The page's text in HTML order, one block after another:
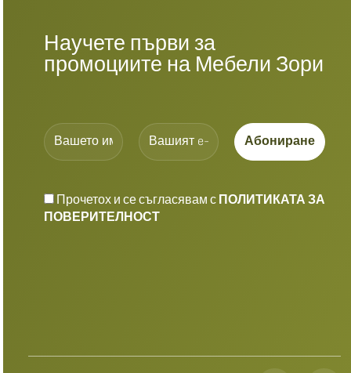
Научете първи за
промоциите на Мебели Зори
Прочетох и се съгласявам с ПОЛИТИКАТА ЗА
ПОВЕРИТЕЛНОСТ